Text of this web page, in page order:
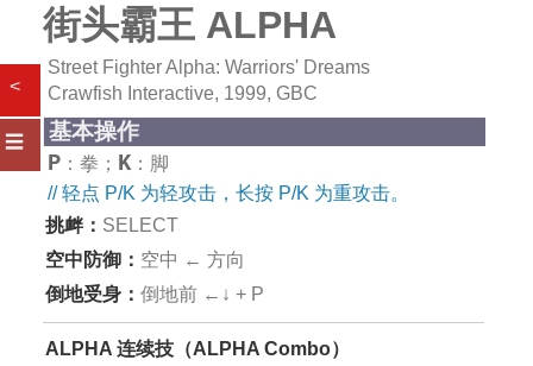
街头霸王 ALPHA
Street Fighter Alpha: Warriors' Dreams
Crawfish Interactive, 1999, GBC
<
☰ 基本操作
P ：拳； K ：脚
// 轻点 P/K 为轻攻击，长按 P/K 为重攻击。
挑衅： SELECT
空中防御： 空中 ← 方向
倒地受身： 倒地前 ←↓ + P
ALPHA 连续技（ALPHA Combo）